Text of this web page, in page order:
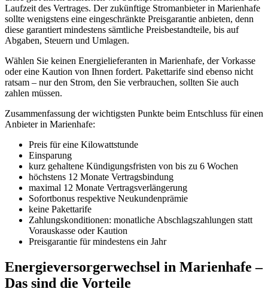
Laufzeit des Vertrages. Der zukünftige Stromanbieter in Marienhafe
sollte wenigstens eine eingeschränkte Preisgarantie anbieten, denn
diese garantiert mindestens sämtliche Preisbestandteile, bis auf
Abgaben, Steuern und Umlagen.
Wählen Sie keinen Energielieferanten in Marienhafe, der Vorkasse
oder eine Kaution von Ihnen fordert. Pakettarife sind ebenso nicht
ratsam – nur den Strom, den Sie verbrauchen, sollten Sie auch
zahlen müssen.
Zusammenfassung der wichtigsten Punkte beim Entschluss für einen
Anbieter in Marienhafe:
Preis für eine Kilowattstunde
Einsparung
kurz gehaltene Kündigungsfristen von bis zu 6 Wochen
höchstens 12 Monate Vertragsbindung
maximal 12 Monate Vertragsverlängerung
Sofortbonus respektive Neukundenprämie
keine Pakettarife
Zahlungskonditionen: monatliche Abschlagszahlungen statt
Vorauskasse oder Kaution
Preisgarantie für mindestens ein Jahr
Energieversorgerwechsel in Marienhafe –
Das sind die Vorteile